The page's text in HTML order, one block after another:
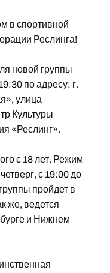
в спортивной
Реслинга!
новой группы
по адресу: г.
улица
Культуры
«Реслинг».
с 18 лет. Режим
с 19:00 до
пройдет в
же, ведется
и Нижнем